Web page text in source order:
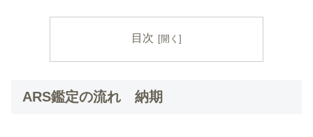
目次
ARS鑑定の流れ 納期